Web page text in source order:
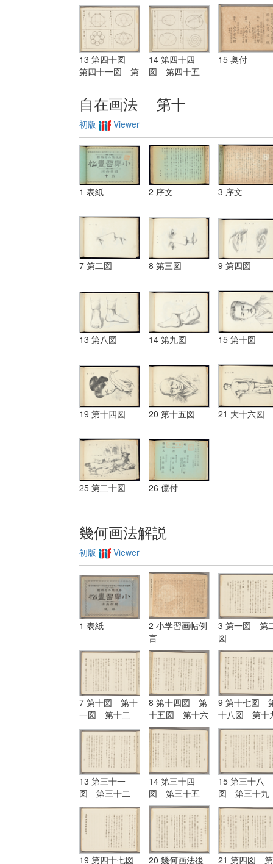
図 第十九図
十二図 第二十
三図
二十六図 第
十七図
13 第四十図
第四十一図 第
十三図
14 第四十四
図 第四十五
図 第四十七図
15 奥付
自在画法 第十
初版 Viewer
1 表紙 2 序文 3 序文
7 第二図 8 第三図 9 第四図
13 第八図 14 第九図 15 第十図
19 第十四図 20 第十五図 21 大十六図
25 第二十図 26 億付
幾何画法解説
初版 Viewer
1 表紙
2 小学習画帖例
言
3 第一図 第
図
7 第十図 第十
一図 第十二
図 第十三図
8 第十四図 第
十五図 第十六
図
9 第十七図
十八図 第十
図 第二十図
13 第三十一
図 第三十二
図 第三十三
図
14 第三十四
図 第三十五
図 第三十六
図 第三十七
図
15 第三十八
図 第三十九
図 第四十
19 第四十七図
20 幾何画法後
21 第四図 第